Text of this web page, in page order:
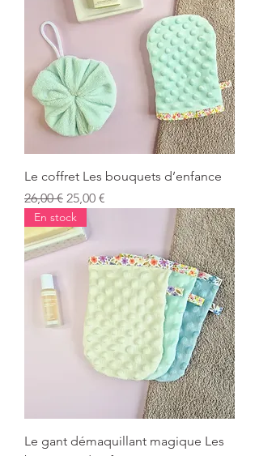
Le coffret Les bouquets d’enfance
Prix original
26,00 € Prix promotionnel
25,00 €
En stock
Le gant démaquillant magique Les